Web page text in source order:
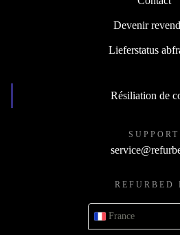
Devenir
Lieferstatus
Résiliation de
SUPPORT
REFURBED
France